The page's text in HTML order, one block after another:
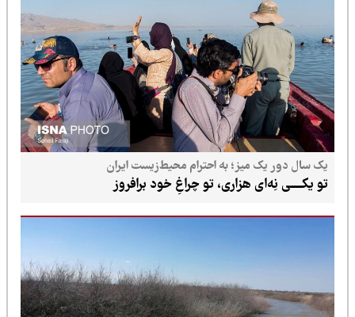
یک سال دور یک میز؛ به احترام محیط‌زیست ایران
تو یکـــــی نِه‌ای هزاری، تو چراغِ خود برافروز